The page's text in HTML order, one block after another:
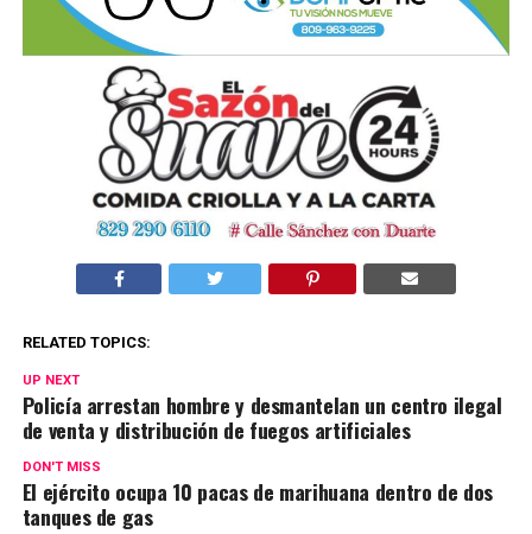
RELATED TOPICS:
UP NEXT
Policía arrestan hombre y desmantelan un centro ilegal
de venta y distribución de fuegos artificiales
DON'T MISS
El ejército ocupa 10 pacas de marihuana dentro de dos
tanques de gas